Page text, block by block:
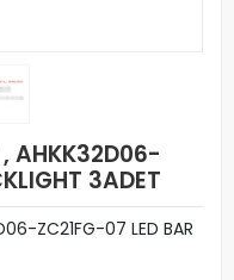
AHKK32D06-
3ADET
ZC21FG-07 LED BAR